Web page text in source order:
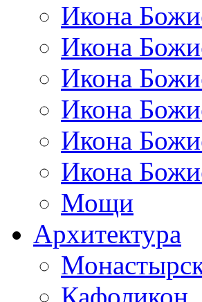
Икона
Икона
Икона
Икона
Икона
Икона
Мощи
Архитектура